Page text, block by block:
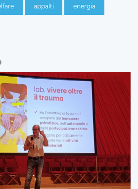
appalti energia